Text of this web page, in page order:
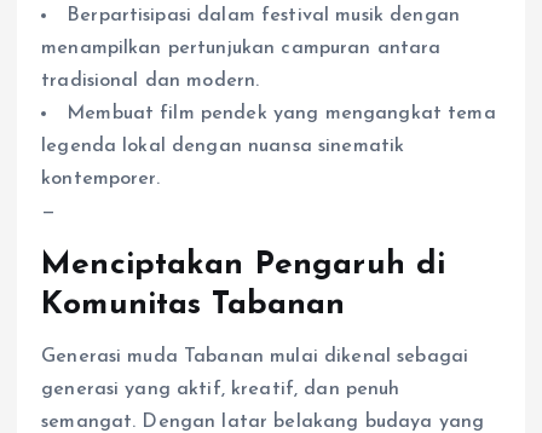
Berpartisipasi dalam festival musik dengan
menampilkan pertunjukan campuran antara
tradisional dan modern.
Membuat film pendek yang mengangkat tema
legenda lokal dengan nuansa sinematik
kontemporer.
—
Menciptakan Pengaruh di
Komunitas Tabanan
Generasi muda Tabanan mulai dikenal sebagai
generasi yang aktif, kreatif, dan penuh
semangat. Dengan latar belakang budaya yang